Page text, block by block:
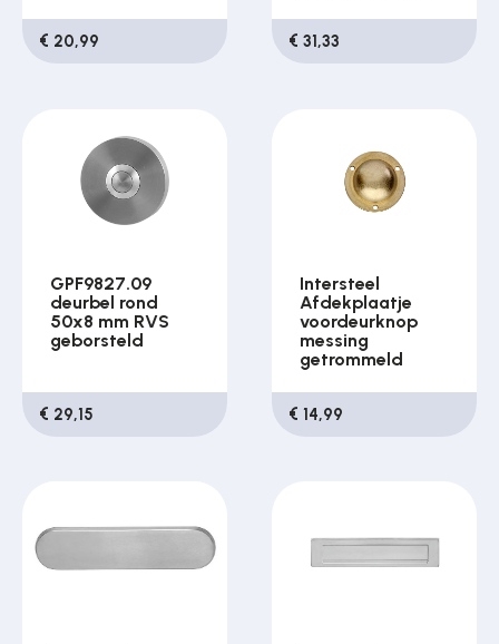
€ 20,99 € 31,33
GPF9827.09
deurbel rond
50x8 mm RVS
geborsteld
€ 29,15
Intersteel
Afdekplaatje
voordeurknop
messing
getrommeld
€ 14,99